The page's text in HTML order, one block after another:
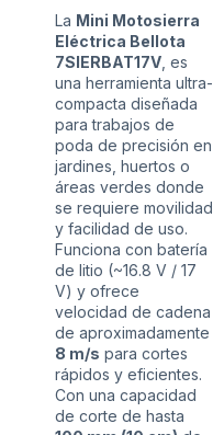
La Mini Motosierra
Eléctrica Bellota
7SIERBAT17V , es
una herramienta ultra-
compacta diseñada
para trabajos de
poda de precisión en
jardines, huertos o
áreas verdes donde
se requiere movilidad
y facilidad de uso.
Funciona con batería
de litio (~16.8 V / 17
V) y ofrece
velocidad de cadena
de aproximadamente
8 m/s para cortes
rápidos y eficientes.
Con una capacidad
de corte de hasta